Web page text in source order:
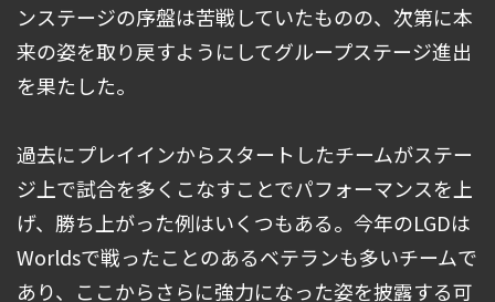
ンステージの序盤は苦戦していたものの、次第に本
来の姿を取り戻すようにしてグループステージ進出
を果たした。
過去にプレイインからスタートしたチームがステー
ジ上で試合を多くこなすことでパフォーマンスを上
げ、勝ち上がった例はいくつもある。今年のLGDは
Worldsで戦ったことのあるベテランも多いチームで
あり、ここからさらに強力になった姿を披露する可